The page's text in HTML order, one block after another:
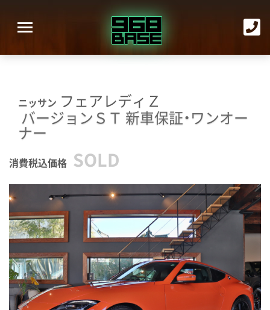
ニッサン フェアレディＺ
バージョンＳＴ 新車保証・ワンオー
ナー
消費税込価格 SOLD